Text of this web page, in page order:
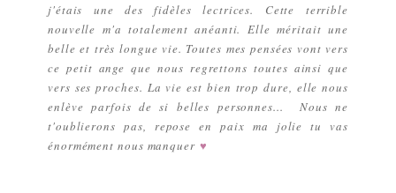
j'étais une des fidèles lectrices. Cette terrible
nouvelle m'a totalement anéanti. Elle méritait une
belle et très longue vie. Toutes mes pensées vont vers
ce petit ange que nous regrettons toutes ainsi que
vers ses proches. La vie est bien trop dure, elle nous
enlève parfois de si belles personnes... Nous ne
t'oublierons pas, repose en paix ma jolie tu vas
énormément nous manquer ♥